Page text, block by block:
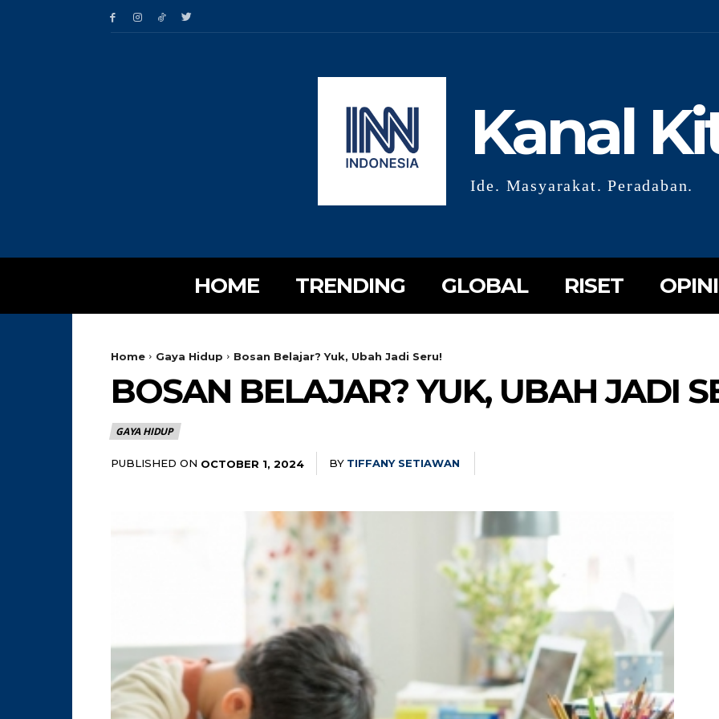
Kanal
Ide. Masyarakat. Peradaban.
HOME TRENDING GLOBAL RISET OPINI
Home Gaya Hidup Bosan Belajar? Yuk, Ubah Jadi Seru!
BOSAN BELAJAR? YUK, UBAH JADI
GAYA HIDUP
PUBLISHED ON OCTOBER 1, 2024 BY TIFFANY SETIAWAN